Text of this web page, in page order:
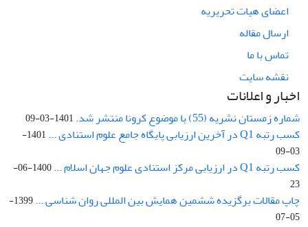
اعضای هیات تحریریه
ارسال مقاله
تماس با ما
نقشه سایت
اخبار و اعلانات
شماره زمستان نشریه (55) با موضوع کرونا منتشر شد. 1401-03-09
کسب رتبه Q1 در آخرین ارزیابی پایگاه جامع علوم استنادی ...
1401-
03-09
کسب رتبه Q1 در ارزیابی مرکز استنادی علوم جهان اسلام ...
1400-06-
23
چاپ مقالات برگزیده ششمین همایش بین المللی روان شناسی ...
1399-
05-07